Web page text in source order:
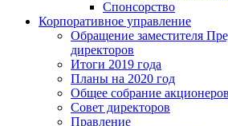
Спонсорство
Корпоративное управление
Обращение заместителя
директоров
Итоги 2019 года
Планы на 2020 год
Общее собрание акционеров
Совет директоров
Правление